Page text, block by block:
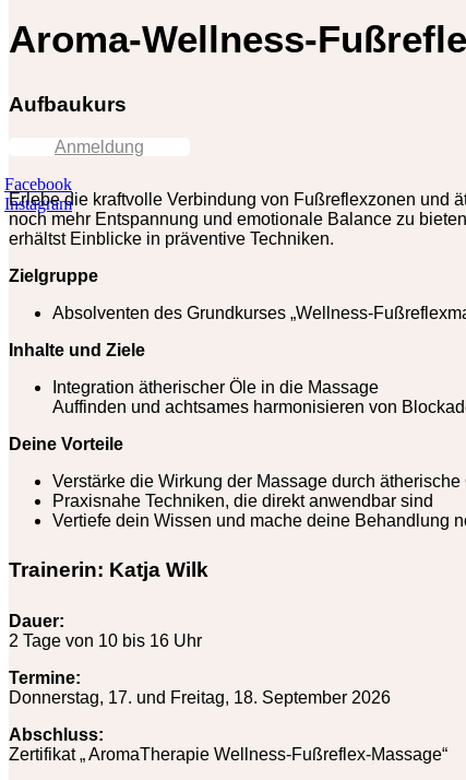
Aroma-Wellness-
Aufbaukurs
Anmeldung
Facebook
Instagram
Erlebe die kraftvolle Verbindung von Fußreflexzonen und
noch mehr Entspannung und emotionale Balance zu
erhältst Einblicke in präventive Techniken.
Zielgruppe
Absolventen des Grundkurses „Wellness-
Inhalte und Ziele
Integration ätherischer Öle in die Massage
Auffinden und achtsames harmonisieren von
Deine Vorteile
Verstärke die Wirkung der Massage durch ätherische
Praxisnahe Techniken, die direkt anwendbar sind
Vertiefe dein Wissen und mache deine Behandlung
Trainerin: Katja Wilk
Dauer:
2 Tage von 10 bis 16 Uhr
Termine:
Donnerstag, 17. und Freitag, 18. September 2026
Abschluss:
Zertifikat „ AromaTherapie Wellness-Fußreflex-Massage“